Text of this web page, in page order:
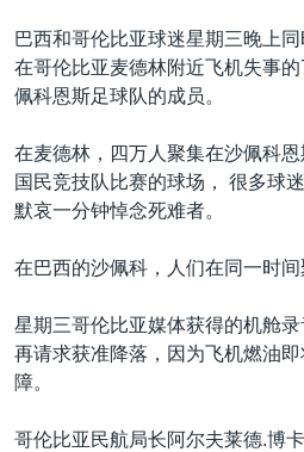
重要讲话与声明
台海两岸关系
南中国海争端
关注西藏
GEN Z 看美国
巴西和哥伦比亚球迷星期三晚上
在哥伦比亚麦德林附近飞机失事
佩科恩斯足球队的成员。
在麦德林，四万人聚集在沙佩科
国民竞技队比赛的球场， 很多球
默哀一分钟悼念死难者。
在巴西的沙佩科，人们在同一时间
星期三哥伦比亚媒体获得的机舱
再请求获准降落，因为飞机燃油
障。
哥伦比亚民航局长阿尔夫莱德.博